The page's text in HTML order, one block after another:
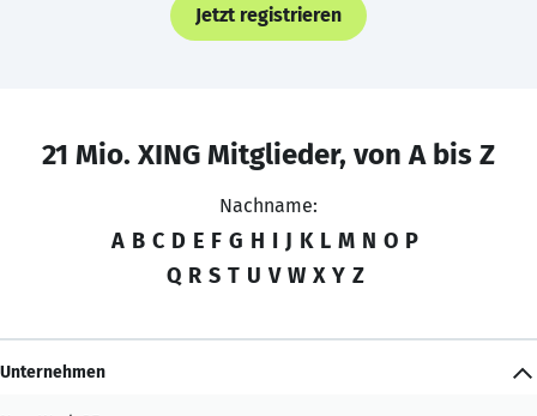
Jetzt registrieren
21 Mio. XING Mitglieder, von A bis Z
Nachname:
A B C D E F G H I J K L M N O P
Q R S T U V W X Y Z
Unternehmen